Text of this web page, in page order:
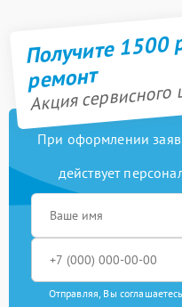
Получите 1500
ремонт
Акция сервисного
При оформлении
действует
Отправляя, Вы